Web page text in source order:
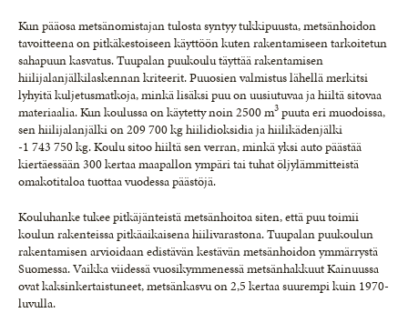
Kun pääosa metsänomistajan tulosta syntyy tukkipuusta, metsänhoidon
tavoitteena on pitkäkestoiseen käyttöön kuten rakentamiseen tarkoitetun
sahapuun kasvatus. Tuupalan puukoulu täyttää rakentamisen
hiilijalanjälkilaskennan kriteerit. Puuosien valmistus lähellä merkitsi
lyhyitä kuljetusmatkoja, minkä lisäksi puu on uusiutuvaa ja hiiltä sitovaa
materiaalia. Kun koulussa on käytetty noin 2500 m3 puuta eri muodoissa,
sen hiilijalanjälki on 209 700 kg hiilidioksidia ja hiilikädenjälki
-1 743 750 kg. Koulu sitoo hiiltä sen verran, minkä yksi auto päästää
kiertäessään 300 kertaa maapallon ympäri tai tuhat öljylämmitteistä
omakotitaloa tuottaa vuodessa päästöjä.
Kouluhanke tukee pitkäjänteistä metsänhoitoa siten, että puu toimii
koulun rakenteissa pitkäaikaisena hiilivarastona. Tuupalan puukoulun
rakentamisen arvioidaan edistävän kestävän metsänhoidon ymmärrystä
Suomessa. Vaikka viidessä vuosikymmenessä metsänhakkuut Kainuussa
ovat kaksinkertaistuneet, metsänkasvu on 2,5 kertaa suurempi kuin 1970-
luvulla.